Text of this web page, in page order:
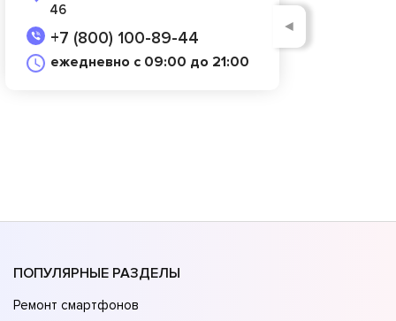
46
+7 (800) 100-89-44
ежедневно с 09:00 до 21:00
◄
ПОПУЛЯРНЫЕ РАЗДЕЛЫ
Ремонт смартфонов